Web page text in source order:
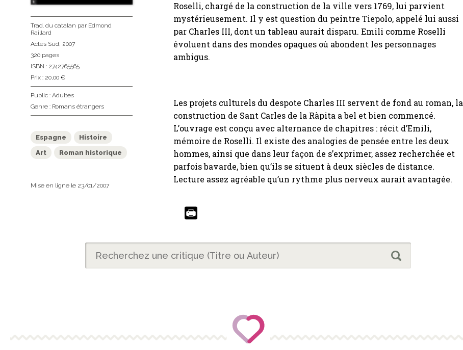
Roselli, chargé de la construction de la ville vers 1769, lui parvient
mystérieusement. Il y est question du peintre Tiepolo, appelé lui aussi
par Charles III, dont un tableau aurait disparu. Emili comme Roselli
évoluent dans des mondes opaques où abondent les personnages
ambigus.
Les projets culturels du despote Charles III servent de fond au roman, la
construction de Sant Carles de la Ràpita a bel et bien commencé.
L’ouvrage est conçu avec alternance de chapitres : récit d’Emili,
mémoire de Roselli. Il existe des analogies de pensée entre les deux
hommes, ainsi que dans leur façon de s’exprimer, assez recherchée et
parfois bavarde, bien qu’ils se situent à deux siècles de distance.
Lecture assez agréable qu’un rythme plus nerveux aurait avantagée.
Trad. du catalan par Edmond
Raillard
Actes Sud, 2007
320 pages
ISBN : 2742765565
Prix : 20,00 €
Public : Adultes
Genre : Romans étrangers
Espagne
Histoire
Art
Roman historique
Mise en ligne le 23/01/2007